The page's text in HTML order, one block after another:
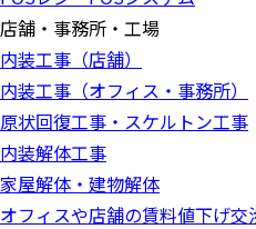
店舗・事務所・工場
内装工事（店舗）
内装工事（オフィス・事務所）
原状回復工事・スケルトン工事
内装解体工事
家屋解体・建物解体
オフィスや店舗の賃料値下げ交